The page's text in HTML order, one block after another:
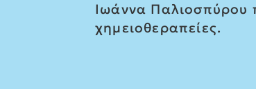
Ιωάννα Παλιοσπύρου
χημειοθεραπείες.